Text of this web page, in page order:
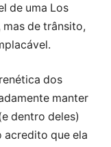
de uma Los
mas de trânsito,
dos
manter
dentro deles)
acredito que ela